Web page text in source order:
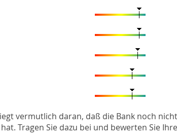
vermutlich daran, daß die Bank noch nicht
Tragen Sie dazu bei und bewerten Sie